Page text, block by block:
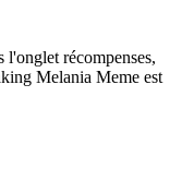
l'onglet récompenses,
Melania Meme est